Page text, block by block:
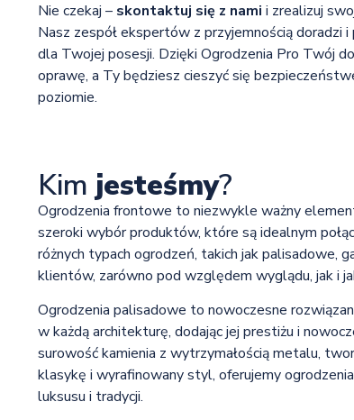
Nie czekaj – skontaktuj się z nami i zrealizuj
Nasz zespół ekspertów z przyjemnością doradzi
dla Twojej posesji. Dzięki Ogrodzenia Pro Twój
oprawę, a Ty będziesz cieszyć się
poziomie.
Kim jesteśmy?
Ogrodzenia frontowe to niezwykle ważny
szeroki wybór produktów, które są idealnym
różnych typach ogrodzeń, takich jak palisadowe,
klientów, zarówno pod względem wyglądu, jak i
Ogrodzenia palisadowe to nowoczesne
w każdą architekturę, dodając jej prestiżu i
surowość kamienia z wytrzymałością metalu,
klasykę i wyrafinowany styl, oferujemy
luksusu i tradycji.